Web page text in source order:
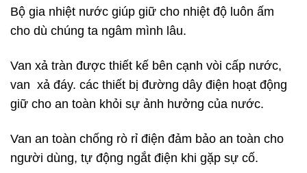
Bộ gia nhiệt nước giúp giữ cho nhiệt độ luôn ấm
cho dù chúng ta ngâm mình lâu.
Van xả tràn được thiết kế bên cạnh vòi cấp nước,
van xả đáy. các thiết bị đường dây điện hoạt động
giữ cho an toàn khỏi sự ảnh hưởng của nước.
Van an toàn chống rò rỉ điện đảm bảo an toàn cho
người dùng, tự động ngắt điện khi gặp sự cố.